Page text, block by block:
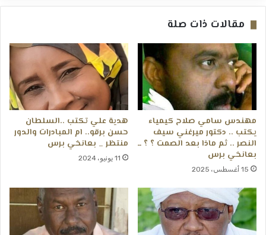
بعانخي برس
مقالات ذات صلة
مهندس سامي صلاح كيمياء
يكتب .. دكتور ميرغني سيف
النصر .. ثم ماذا بعد الصمت ؟ ؟ ــ
بعانخي برس
15 أغسطس، 2025
هدية علي تكتب ..السلطان
حسن برقو.. ام المبادرات والدور
منتظر _ بعانخي برس
11 يونيو، 2024